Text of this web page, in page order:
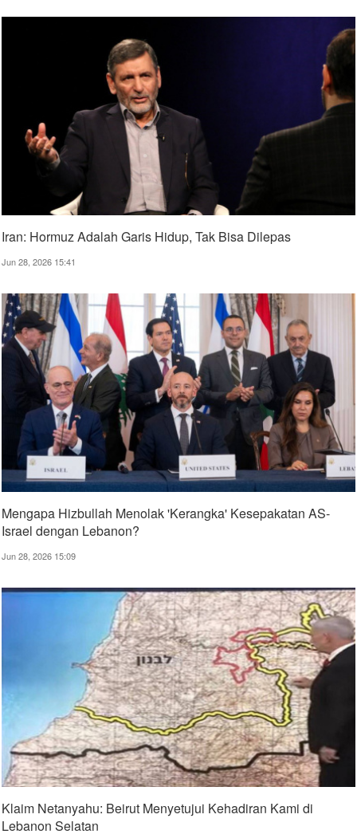
Iran: Hormuz Adalah Garis Hidup, Tak Bisa Dilepas
Jun 28, 2026 15:41
Mengapa Hizbullah Menolak 'Kerangka' Kesepakatan AS-
Israel dengan Lebanon?
Jun 28, 2026 15:09
Klaim Netanyahu: Beirut Menyetujui Kehadiran Kami di
Lebanon Selatan